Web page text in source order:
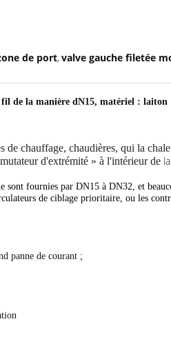
de port, valve gauche filetée
fil de la manière dN15, matériel : laiton
de chauffage, chaudières, qui la
d'extrémité » à l'intérieur de la
sont fournies par DN15 à DN32, et
de ciblage prioritaire, ou les
panne de courant ;